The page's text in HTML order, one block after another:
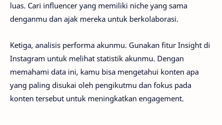
luas. Cari influencer yang memiliki niche yang sama
denganmu dan ajak mereka untuk berkolaborasi.
Ketiga, analisis performa akunmu. Gunakan fitur Insight di
Instagram untuk melihat statistik akunmu. Dengan
memahami data ini, kamu bisa mengetahui konten apa
yang paling disukai oleh pengikutmu dan fokus pada
konten tersebut untuk meningkatkan engagement.